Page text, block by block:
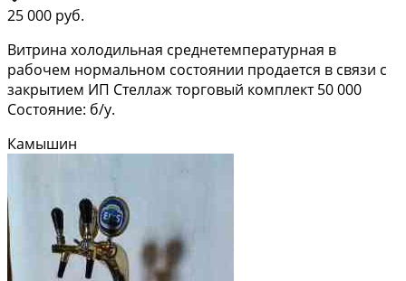
25 000 руб.
Витрина холодильная среднетемпературная в
рабочем нормальном состоянии продается в связи с
закрытием ИП Стеллаж торговый комплект 50 000
Состояние: б/у.
Камышин